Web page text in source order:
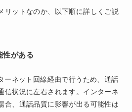
リットなのか、以下順に詳しくご説
性がある
ーネット回線経由で行うため、通話
信状況に左右されます。インターネ
合、通話品質に影響が出る可能性は